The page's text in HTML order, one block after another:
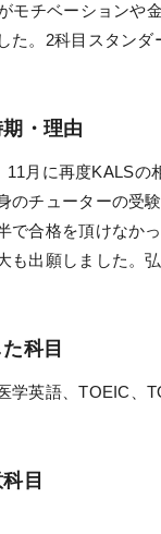
ート閲覧
メルマガ
画
モチベーションや
た。2科目スタンダ
・理由
11月に再度KALSの
のチューターの受
で合格を頂けなか
も出願しました。
科目
学英語、TOEIC、
目